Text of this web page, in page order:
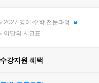
2027 영어·수학 전문과정
이달의 시간표
수강지원 혜택